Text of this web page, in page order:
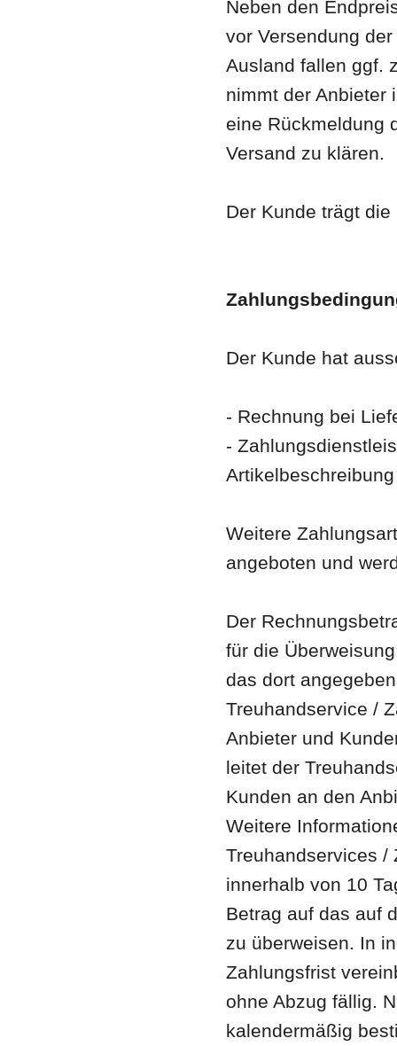
Neben den
vor Versendung
Ausland fallen ggf.
nimmt der Anbieter
eine Rückmeldung
Versand zu klären.
Der Kunde trägt
Der Kunde hat
- Rechnung bei
-
Weitere
angeboten und
Der
für die
das dort
Treuhandservice /
Anbieter und
leitet der
Kunden an den
Weitere
Treuhandservices /
innerhalb von 10
Betrag auf das auf
zu überweisen. In
Zahlungsfrist
ohne Abzug fällig.
kalendermäßig